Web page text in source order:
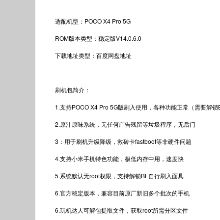
适配机型：POCO X4 Pro 5G
ROM版本类型：稳定版V14.0.6.0
下载地址类型：百度网盘地址
刷机包简介：
1.支持POCO X4 Pro 5G版刷入使用，各种功能正常（需要解锁
2.原汁原味系统，无任何广告残留等垃圾程序，无后门
3：用于刷机升级降级，救砖卡fastboot等非硬件问题
4.支持小米手机特色功能，极低内存中用，速度快
5.系统默认无root权限，支持解锁BL自行刷入面具
6.官方稳定版本，兼容目前原厂新旧多个批次的手机
6.玩机达人可解包提取文件，获取root所需分区文件